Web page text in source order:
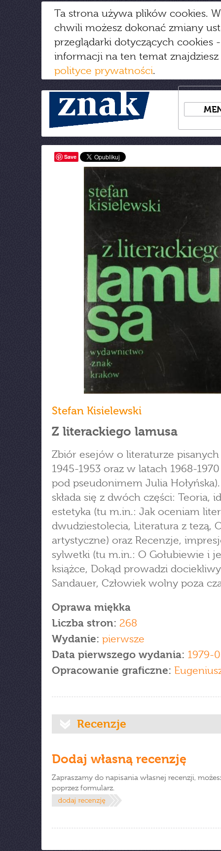
Ta strona używa plików cookies.
chwili możesz dokonać zmiany
przeglądarki dotyczących cookies
informacji na ten temat
polityce prywatności.
Save
Stefan Kisielewski
Z literackiego lamusa
Zbiór esejów o literaturze
1945-1953 oraz w latach 1968-
pod pseudonimem Julia Hołyńska).
składa się z dwóch części: Teoria,
estetyka (tu m.in.: Jak oceniam
dwudziestolecia, Literatura z tezą,
artystyczne) oraz Recenzje,
sylwetki (tu m.in.: O Gołubiewie i
książce, Dokąd prowadzi dociekliwy
Sandauer, Człowiek wolny poza
Oprawa miękka
Liczba stron: 268
Wydanie: pierwsze
Data pierwszego wydania: 1979-
Opracowanie graficzne:
Recenzje
Dodaj własną recenzję
Zapraszamy do napisania własnej recenzji,
poprzez formularz.